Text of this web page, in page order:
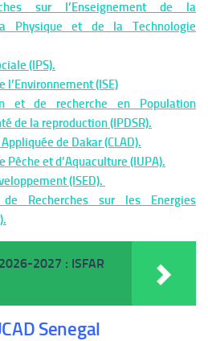
sur l’Enseignement de la
Physique et de la Technologie
(IPS).
l’Environnement (ISE)
et de recherche en Population
de la reproduction (IPDSR).
de Dakar (CLAD).
et d’Aquaculture (IUPA).
(ISED).
Recherches sur les Energies
2027 : ISFAR
Senegal